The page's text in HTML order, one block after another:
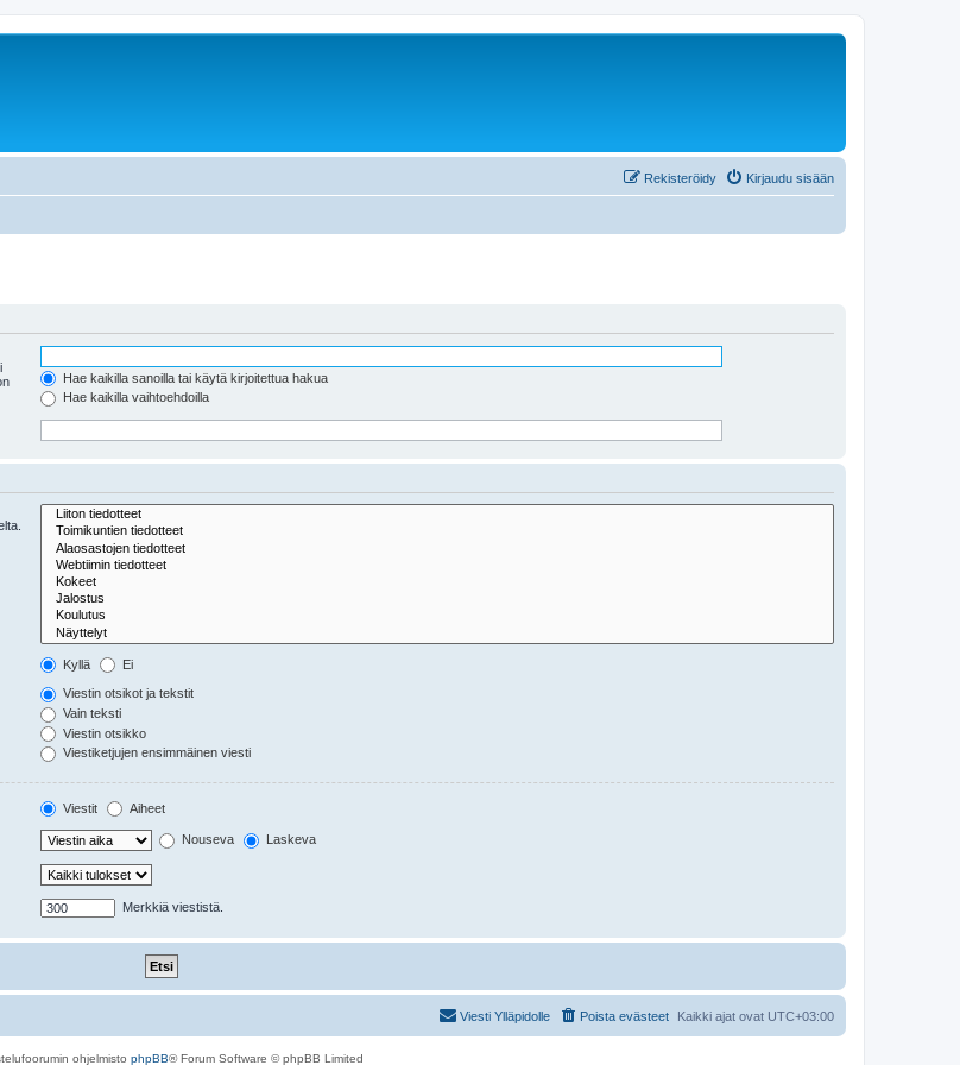
Kirjaudu sisään
Rekisteröidy
Hae kaikilla sanoilla tai käytä kirjoitettua hakua
Hae kaikilla vaihtoehdoilla
Kyllä Ei
Viestin otsikot ja tekstit
Vain teksti
Viestin otsikko
Viestiketjujen ensimmäinen viesti
Viestit Aiheet
Nouseva Laskeva
Merkkiä viestistä.
Kaikki ajat ovat UTC+03:00
Poista evästeet
Viesti Ylläpidolle
ohjelmisto phpBB® Forum Software © phpBB Limited